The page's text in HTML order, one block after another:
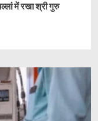
में रखा श्री गुरु